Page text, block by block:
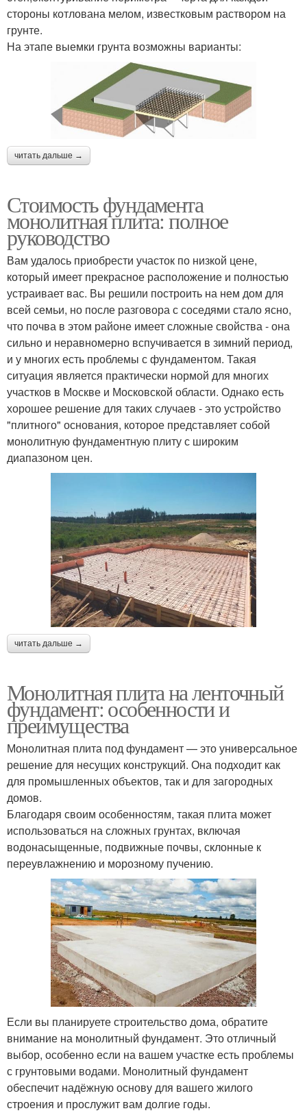
стороны котлована мелом, известковым раствором на
грунте.
На этапе выемки грунта возможны варианты:
читать дальше →
Стоимость фундамента
монолитная плита: полное
руководство
Вам удалось приобрести участок по низкой цене,
который имеет прекрасное расположение и полностью
устраивает вас. Вы решили построить на нем дом для
всей семьи, но после разговора с соседями стало ясно,
что почва в этом районе имеет сложные свойства - она
сильно и неравномерно вспучивается в зимний период,
и у многих есть проблемы с фундаментом. Такая
ситуация является практически нормой для многих
участков в Москве и Московской области. Однако есть
хорошее решение для таких случаев - это устройство
"плитного" основания, которое представляет собой
монолитную фундаментную плиту с широким
диапазоном цен.
читать дальше →
Монолитная плита на ленточный
фундамент: особенности и
преимущества
Монолитная плита под фундамент — это универсальное
решение для несущих конструкций. Она подходит как
для промышленных объектов, так и для загородных
домов.
Благодаря своим особенностям, такая плита может
использоваться на сложных грунтах, включая
водонасыщенные, подвижные почвы, склонные к
переувлажнению и морозному пучению.
Если вы планируете строительство дома, обратите
внимание на монолитный фундамент. Это отличный
выбор, особенно если на вашем участке есть проблемы
с грунтовыми водами. Монолитный фундамент
обеспечит надёжную основу для вашего жилого
строения и прослужит вам долгие годы.